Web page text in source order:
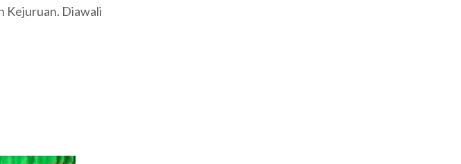
Kejuruan. Diawali